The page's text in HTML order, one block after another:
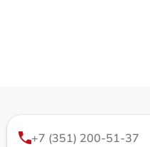
+7 (351) 200-51-37